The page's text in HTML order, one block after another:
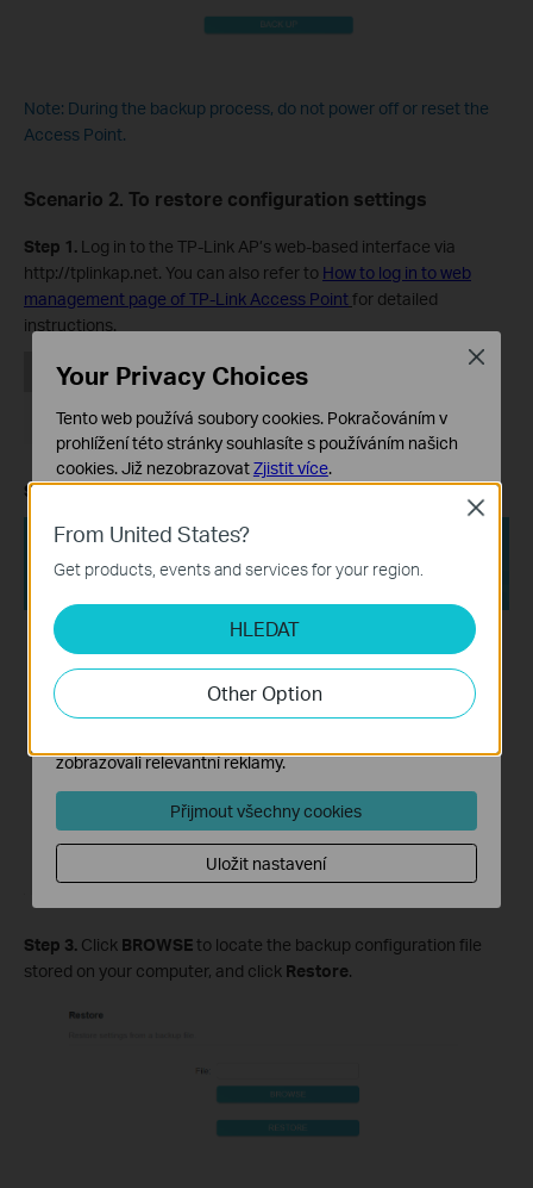
Note: During the backup process, do not power off or reset the
Access Point.
Scenario 2. To restore configuration settings
Step 1. Log in to the TP-Link AP’s web-based interface via
http://tplinkap.net. You can also refer to How to log in to web
management page of TP-Link Access Pointfor detailed
instructions.
Step2.Go toSystem>Backup& Restore.
Step 3. Click BROWSEto locate the backup configuration file
stored on your computer, and click Restore.
From United States?
Get products, events and services for your region.
HLEDAT
Other Option
Close
Your Privacy Choices
Tento web používá soubory cookies. Pokračováním v
prohlížení této stránky souhlasíte s používáním našich
cookies.Již nezobrazovatZjistit více.
Tyto cookies jsou nezbytné pro fungování webových
stránek a nelze je ve vašich systémech deaktivovat.
Analytické a marketingové cookies
Soubory cookie pro nám umožňují analyzovat vaše
aktivity na našich webových stránkách za účelem
zlepšení a přizpůsobení jejich funkčnosti.
Marketingové soubory cookie mohou prostřednictvím
zobrazovali relevantní reklamy.
Přijmout všechny cookies
Uložit nastavení
Close